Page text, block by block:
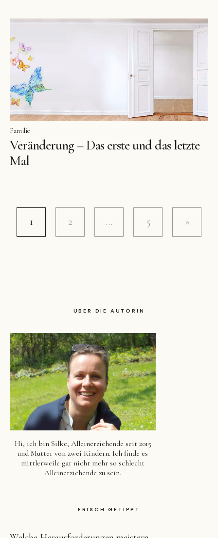
Familie
Veränderung – Das erste und das letzte
Mal
1 2 … 5
ÜBER DIE AUTORIN
Hi, ich bin Silke, Alleinerziehende seit 2015
und Mutter von zwei Kindern. Ich finde es
mittlerweile gar nicht mehr so schlecht
Alleinerziehende zu sein.
FRISCH GETIPPT